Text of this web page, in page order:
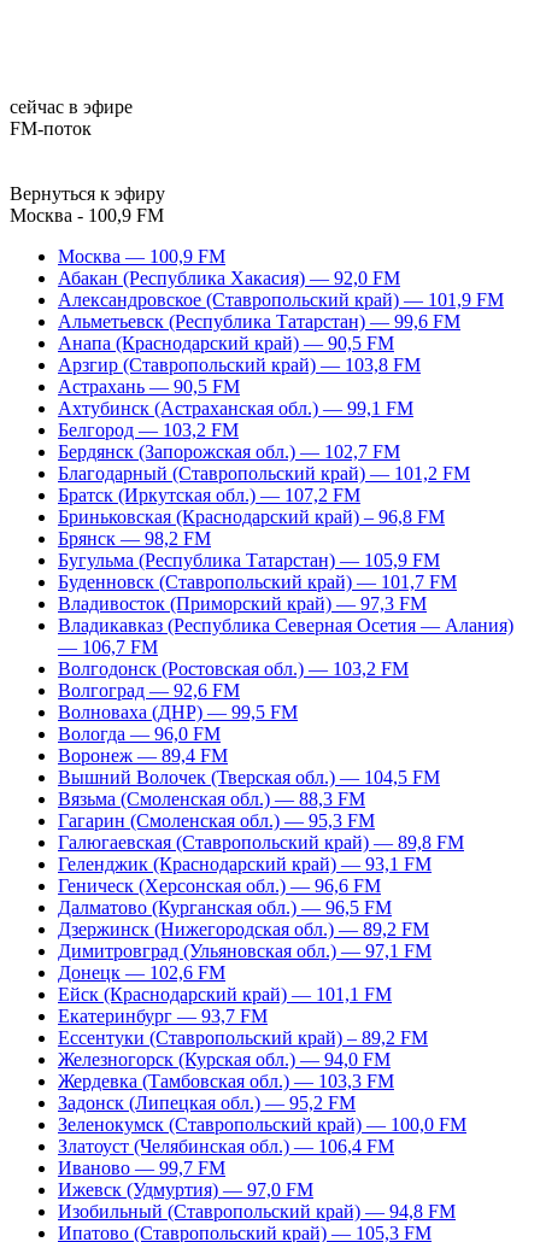
сейчас в эфире
FM-поток
Вернуться к эфиру
Москва - 100,9 FM
Москва — 100,9 FM
Абакан (Республика Хакасия) — 92,0 FM
Александровское (Ставропольский край) — 101,9 FM
Альметьевск (Республика Татарстан) — 99,6 FM
Анапа (Краснодарский край) — 90,5 FM
Арзгир (Ставропольский край) — 103,8 FM
Астрахань — 90,5 FM
Ахтубинск (Астраханская обл.) — 99,1 FM
Белгород — 103,2 FM
Бердянск (Запорожская обл.) — 102,7 FM
Благодарный (Ставропольский край) — 101,2 FM
Братск (Иркутская обл.) — 107,2 FM
Бриньковская (Краснодарский край) – 96,8 FM
Брянск — 98,2 FM
Бугульма (Республика Татарстан) — 105,9 FM
Буденновск (Ставропольский край) — 101,7 FM
Владивосток (Приморский край) — 97,3 FM
Владикавказ (Республика Северная Осетия — Алания)
— 106,7 FM
Волгодонск (Ростовская обл.) — 103,2 FM
Волгоград — 92,6 FM
Волноваха (ДНР) — 99,5 FM
Вологда — 96,0 FM
Воронеж — 89,4 FM
Вышний Волочек (Тверская обл.) — 104,5 FM
Вязьма (Смоленская обл.) — 88,3 FM
Гагарин (Смоленская обл.) — 95,3 FM
Галюгаевская (Ставропольский край) — 89,8 FM
Геленджик (Краснодарский край) — 93,1 FM
Геническ (Херсонская обл.) — 96,6 FM
Далматово (Курганская обл.) — 96,5 FM
Дзержинск (Нижегородская обл.) — 89,2 FM
Димитровград (Ульяновская обл.) — 97,1 FM
Донецк — 102,6 FM
Ейск (Краснодарский край) — 101,1 FM
Екатеринбург — 93,7 FM
Ессентуки (Ставропольский край) – 89,2 FM
Железногорск (Курская обл.) — 94,0 FM
Жердевка (Тамбовская обл.) — 103,3 FM
Задонск (Липецкая обл.) — 95,2 FM
Зеленокумск (Ставропольский край) — 100,0 FM
Златоуст (Челябинская обл.) — 106,4 FM
Иваново — 99,7 FM
Ижевск (Удмуртия) — 97,0 FM
Изобильный (Ставропольский край) — 94,8 FM
Ипатово (Ставропольский край) — 105,3 FM